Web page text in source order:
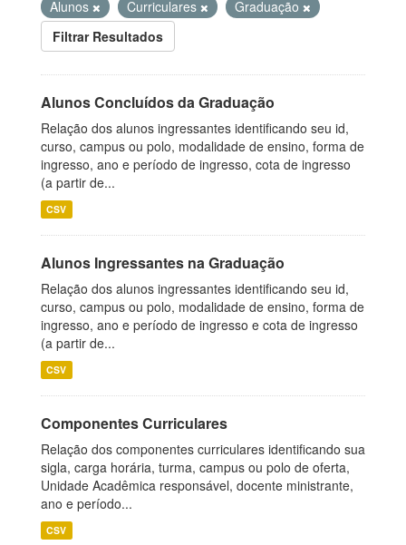
Alunos
Curriculares
Graduação
Filtrar Resultados
Alunos Concluídos da Graduação
Relação dos alunos ingressantes identificando seu id,
curso, campus ou polo, modalidade de ensino, forma de
ingresso, ano e período de ingresso, cota de ingresso
(a partir de...
CSV
Alunos Ingressantes na Graduação
Relação dos alunos ingressantes identificando seu id,
curso, campus ou polo, modalidade de ensino, forma de
ingresso, ano e período de ingresso e cota de ingresso
(a partir de...
CSV
Componentes Curriculares
Relação dos componentes curriculares identificando sua
sigla, carga horária, turma, campus ou polo de oferta,
Unidade Acadêmica responsável, docente ministrante,
ano e período...
CSV